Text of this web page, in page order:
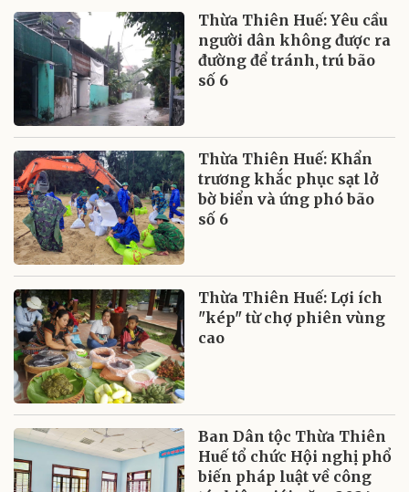
Thừa Thiên Huế: Yêu cầu
người dân không được ra
đường để tránh, trú bão
số 6
Thừa Thiên Huế: Khẩn
trương khắc phục sạt lở
bờ biển và ứng phó bão
số 6
Thừa Thiên Huế: Lợi ích
"kép" từ chợ phiên vùng
cao
Ban Dân tộc Thừa Thiên
Huế tổ chức Hội nghị phổ
biến pháp luật về công